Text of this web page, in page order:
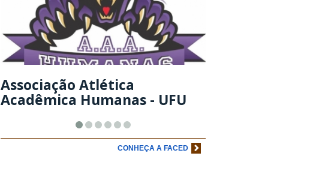
Associação Atlética
Acadêmica Humanas - UFU
CONHEÇA A FACED